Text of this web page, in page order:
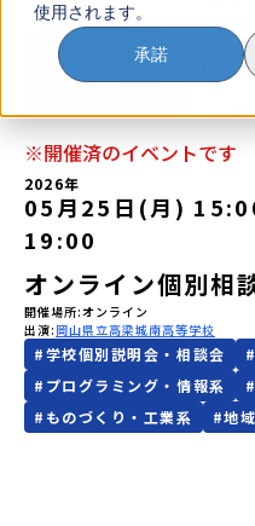
使用されます。
承諾
おためし地域留学
マガジン
奨学金について
イベント参加方法
会員登録 MYページ
※開催済のイベントです
2026年
05月25日(月)
19:00
オンライン個別相
開催場所 オンライン
出演 岡山県立高梁城南高等学校
#学校個別説明会・相談会
# プログラミング・情報系 #
# ものづくり・工業系 #地